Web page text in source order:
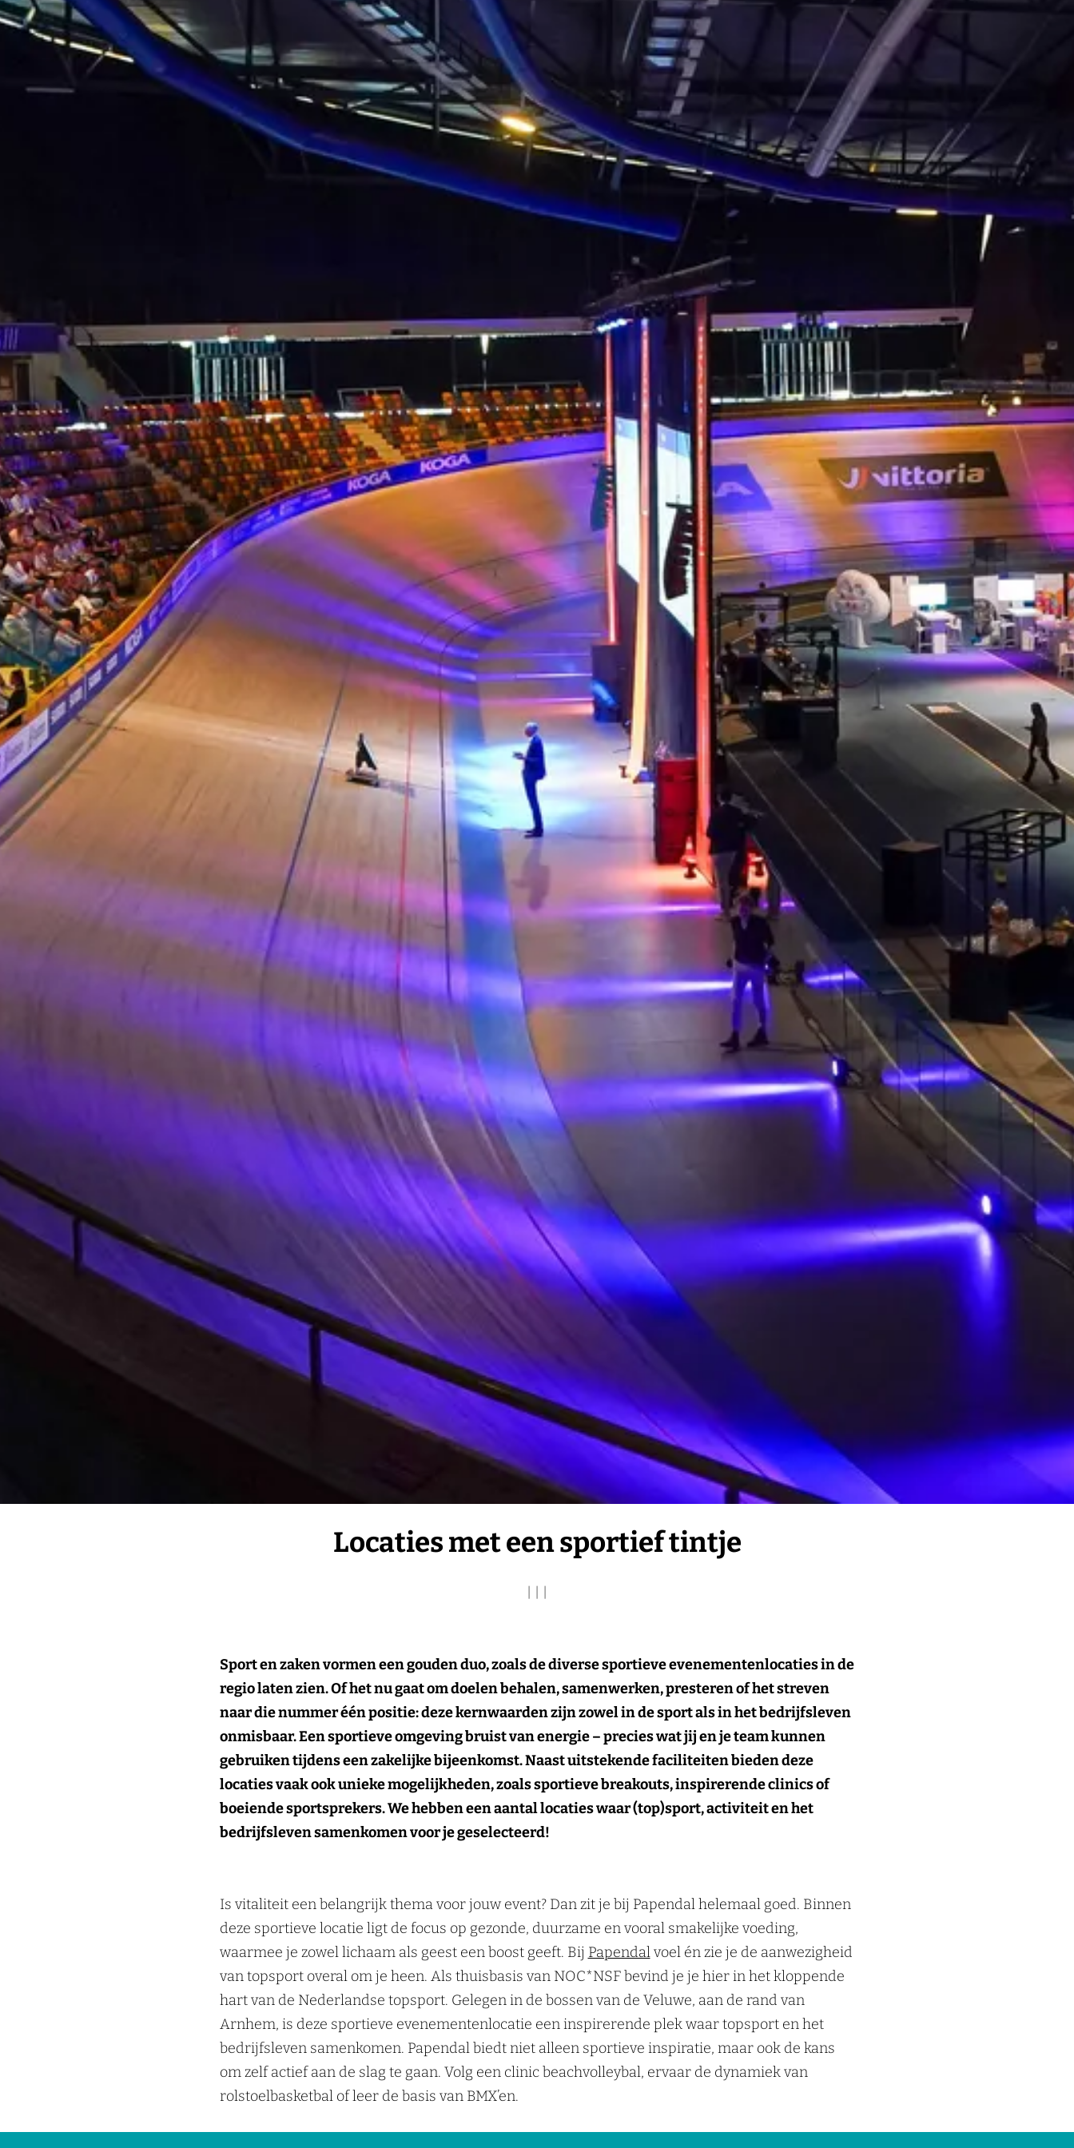
Locaties met een sportief tintje
Sport en zaken vormen een gouden duo, zoals de diverse sportieve evenementenlocaties in de
regio laten zien. Of het nu gaat om doelen behalen, samenwerken, presteren of het streven
naar die nummeréén positie: deze kernwaarden zijn zowel in de sport als in het bedrijfsleven
onmisbaar. Een sportieve omgeving bruist van energie – precies wat jij en je team kunnen
gebruiken tijdens een zakelijke bijeenkomst. Naast uitstekende faciliteiten bieden deze
locaties vaak ook unieke mogelijkheden, zoals sportieve breakouts, inspirerende clinics of
boeiende sportsprekers. We hebben een aantal locaties waar (top)sport, activiteit en het
bedrijfsleven samenkomen voor je geselecteerd!
Is vitaliteit een belangrijk thema voor jouw event? Dan zit je bij Papendal helemaal goed. Binnen
deze sportieve locatie ligt de focus op gezonde, duurzame en vooral smakelijke voeding,
waarmee je zowel lichaam als geest een boost geeft. Bij Papendalvoel én zie je de aanwezigheid
van topsport overal om je heen. Als thuisbasis van NOC*NSF bevind je je hier in het kloppende
hart van de Nederlandse topsport. Gelegen in de bossen van de Veluwe, aan de rand van
Arnhem, is deze sportieve evenementenlocatie een inspirerende plek waar topsport en het
bedrijfsleven samenkomen. Papendal biedt niet alleen sportieve inspiratie, maar ook de kans
om zelf actief aan de slag te gaan. Volg een clinic beachvolleybal, ervaar de dynamiek van
rolstoelbasketbal of leer de basis van BMX’en.